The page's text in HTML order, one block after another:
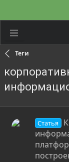
Теги
Статья